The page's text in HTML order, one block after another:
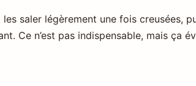
saler légèrement une fois creusées,
Ce n’est pas indispensable, mais ça